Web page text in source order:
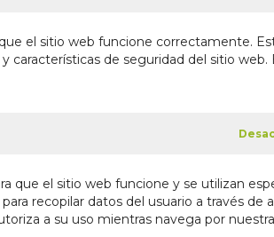
el sitio web funcione correctamente.
características de seguridad del sitio web.
que el sitio web funcione y se utilizan
recopilar datos del usuario a través de
a su uso mientras navega por
VERTIGO DE
12,00 €
Añadir a la cesta